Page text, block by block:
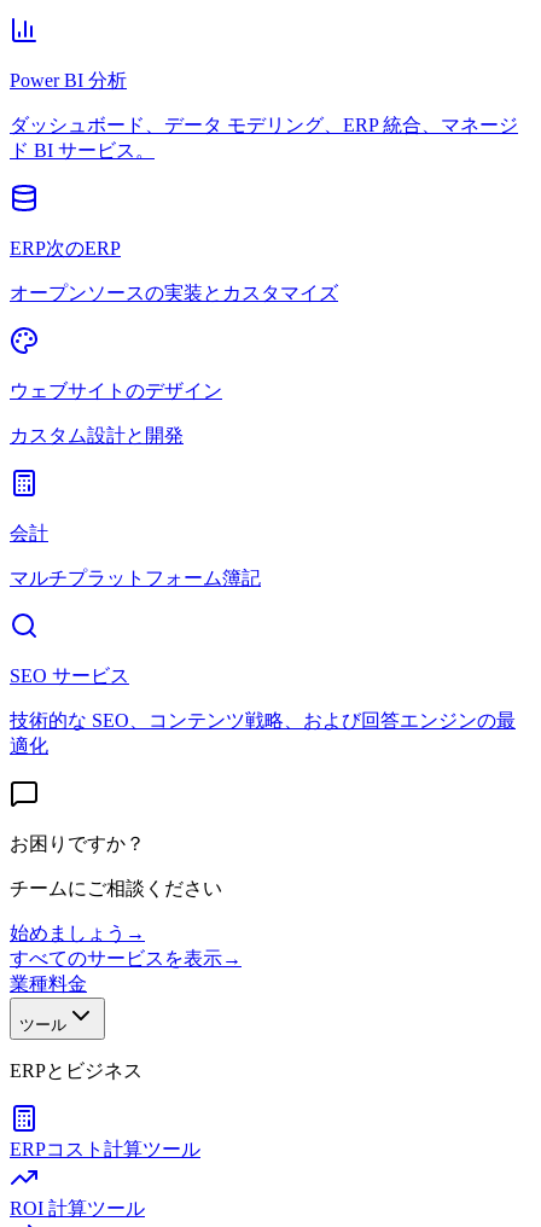
Power BI 分析
ダッシュボード、データ モデリング、ERP 統合、マネージ
ド BI サービス。
ERP次のERP
オープンソースの実装とカスタマイズ
ウェブサイトのデザイン
カスタム設計と開発
会計
マルチプラットフォーム簿記
SEO サービス
技術的な SEO、コンテンツ戦略、および回答エンジンの最
適化
お困りですか？
チームにご相談ください
始めましょう →
すべてのサービスを表示→
業種料金
ツール
ERPとビジネス
ERPコスト計算ツール
ROI 計算ツール